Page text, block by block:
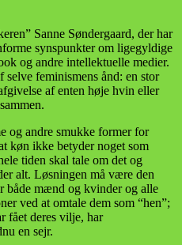
Sanne Søndergaard, der har
synspunkter om ligegyldige
og andre intellektuelle medier.
selve feminismens ånd: en stor
af enten høje hvin eller
og andre smukke former for
køn ikke betyder noget som
tiden skal tale om det og
alt. Løsningen må være den
både mænd og kvinder og alle
ved at omtale dem som “hen”;
fået deres vilje, har
en sejr.